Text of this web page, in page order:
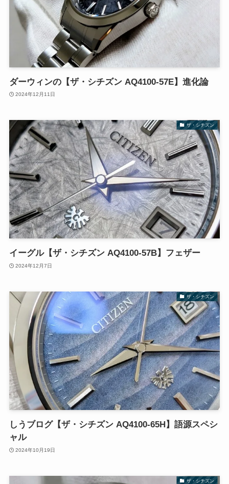
ダーウィンの【ザ・シチズン AQ4100-57E】進化論
2024年12月11日
ザ・シチズン
イーグル【ザ・シチズン AQ4100-57B】フェザー
2024年12月7日
ザ・シチズン
しうブログ【ザ・シチズン AQ4100-65H】語源スペシ
ャル
2024年10月19日
ザ・シチズン